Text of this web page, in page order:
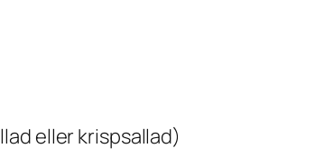
eller krispsallad)